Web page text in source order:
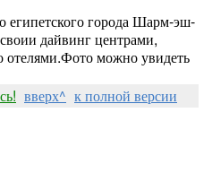
египетского города Шарм-эш-
дайвинг центрами,
отелями.Фото можно увидеть
вверх^ к полной версии